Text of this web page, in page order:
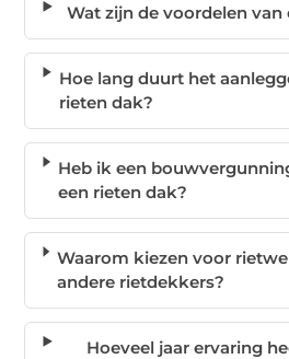
Wat zijn de voordelen van
Hoe lang duurt het
rieten dak?
Heb ik een
een rieten dak?
Waarom kiezen voor
andere rietdekkers?
Hoeveel jaar ervaring